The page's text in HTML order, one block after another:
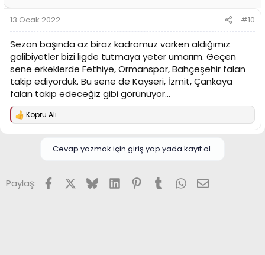
:
13 Ocak 2022 #10
Sezon başında az biraz kadromuz varken aldığımız
galibiyetler bizi ligde tutmaya yeter umarım. Geçen
sene erkeklerde Fethiye, Ormanspor, Bahçeşehir falan
takip ediyorduk. Bu sene de Kayseri, İzmit, Çankaya
falan takip edeceğiz gibi görünüyor...
T
r
Köprü Ali
Cevap yazmak için giriş yap yada kayıt ol.
Paylaş: FacebookX (Twitter)
BlueskyLinkedInPinterest
TumblrWhatsApp
E-posta